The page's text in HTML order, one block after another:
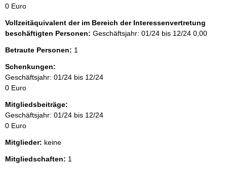
0 Euro
Vollzeitäquivalent der im Bereich der Interessenvertretung
beschäftigten Personen: Geschäftsjahr: 01/24 bis 12/24 0,00
Betraute Personen: 1
Schenkungen:
Geschäftsjahr: 01/24 bis 12/24
0 Euro
Mitgliedsbeiträge:
Geschäftsjahr: 01/24 bis 12/24
0 Euro
Mitglieder: keine
Mitgliedschaften: 1